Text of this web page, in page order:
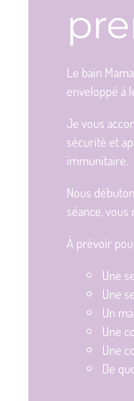
Le bain
enveloppé à
Je vous
sécurité et
immunitaire.
Nous
séance,
À prévoir
Une
Une
Un
Une
Une
De